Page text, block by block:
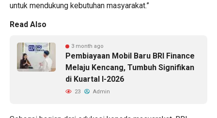
untuk mendukung kebutuhan masyarakat.”
Read Also
3 month ago
Pembiayaan Mobil Baru BRI Finance
Melaju Kencang, Tumbuh Signifikan
di Kuartal I-2026
23 Admin